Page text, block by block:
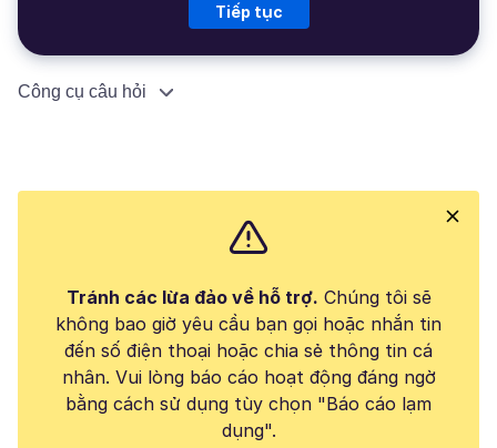
Tiếp tục
Công cụ câu hỏi
Tránh các lừa đảo về hỗ trợ. Chúng tôi sẽ
không bao giờ yêu cầu bạn gọi hoặc nhắn tin
đến số điện thoại hoặc chia sẻ thông tin cá
nhân. Vui lòng báo cáo hoạt động đáng ngờ
bằng cách sử dụng tùy chọn "Báo cáo lạm
dụng".